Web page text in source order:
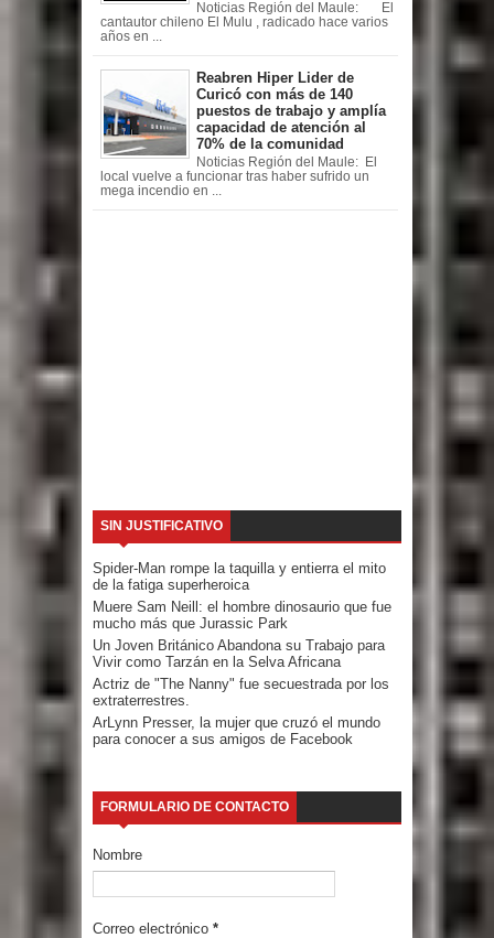
Noticias Región del Maule: El
cantautor chileno El Mulu , radicado hace varios
años en ...
Reabren Hiper Lider de
Curicó con más de 140
puestos de trabajo y amplía
capacidad de atención al
70% de la comunidad
Noticias Región del Maule: El
local vuelve a funcionar tras haber sufrido un
mega incendio en ...
SIN JUSTIFICATIVO
Spider-Man rompe la taquilla y entierra el mito
de la fatiga superheroica
Muere Sam Neill: el hombre dinosaurio que fue
mucho más que Jurassic Park
Un Joven Británico Abandona su Trabajo para
Vivir como Tarzán en la Selva Africana
Actriz de "The Nanny" fue secuestrada por los
extraterrestres.
ArLynn Presser, la mujer que cruzó el mundo
para conocer a sus amigos de Facebook
FORMULARIO DE CONTACTO
Nombre
Correo electrónico *